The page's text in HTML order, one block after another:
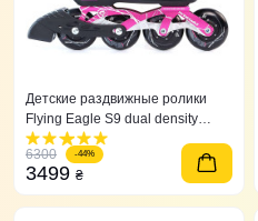
Детские раздвижные ролики
Flying Eagle S9 dual density
розовые 27-31
6300
-44%
3499 ₴